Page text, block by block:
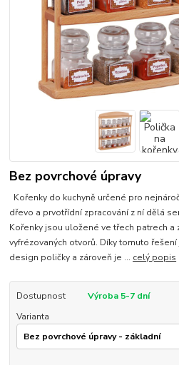
Bez povrchové úpravy
Kořenky do kuchyně určené pro
dřevo a prvotřídní zpracování z ní dělá
Kořenky jsou uložené ve třech patrech a
vyfrézovaných otvorů. Díky tomuto
design poličky a zároveň je ... celý popis
Dostupnost
Výroba 5-7 dní
Varianta